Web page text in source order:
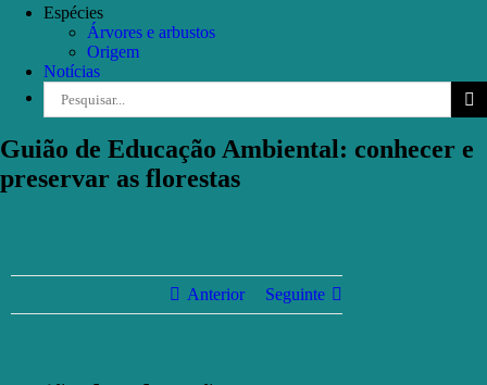
Espécies
Árvores e arbustos
Origem
Notícias
Guião de Educação Ambiental: conhecer e
preservar as florestas
Anterior Seguinte